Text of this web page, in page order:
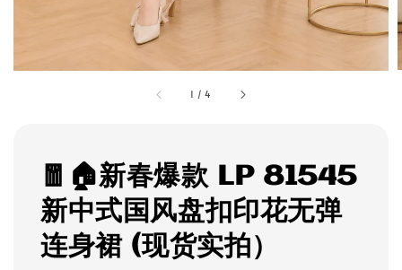
1 /4
🧧🏠新春爆款 LP 81545
新中式国风盘扣印花无弹
连身裙 (现货实拍）